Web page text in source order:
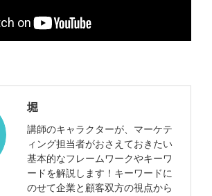
堀
講師のキャラクターが、マーケテ
ィング担当者がおさえておきたい
基本的なフレームワークやキーワ
ードを解説します！キーワードに
のせて企業と顧客双方の視点から